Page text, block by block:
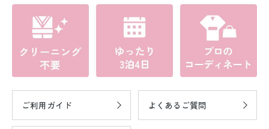
ご利用ガイド よくあるご質問